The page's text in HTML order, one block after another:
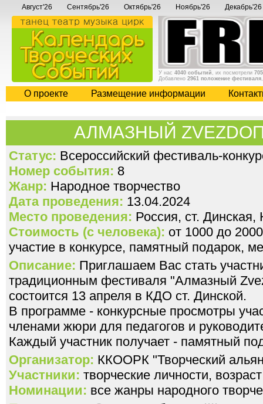
Август'26 Сентябрь'26 Октябрь'26 Ноябрь'26 Декабрь'26
У нас 4040 событий , их посмотрели
Добавлено 2961 положение фестиваля
О проекте Размещение информации
АЛМАЗНЫЙ
Статус: Всероссийский фестиваль-
Номер события: 8
Жанр: Народное творчество
Дата проведения: 13.04.2024
Место проведения: Россия, ст. Динская,
Стоимость (с человека): от 1000 до
участие в конкурсе, памятный подарок,
Описание: Приглашаем Вас стать
традиционным фестиваля "Алмазный
состоится 13 апреля в КДО ст. Динской.
В программе - конкурсные просмотры
членами жюри для педагогов и
Каждый участник получает - памятный
Организатор: ККООРК "Творческий
Участники: творческие личности,
Номинации: все жанры народного